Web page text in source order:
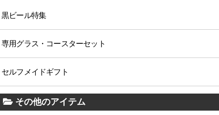
黒ビール特集
専用グラス・コースターセット
セルフメイドギフト
その他のアイテム